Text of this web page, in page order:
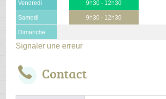
Vendredi 9h30 - 12h30
Samedi 9h30 - 12h30
Dimanche
Signaler une erreur
Contact